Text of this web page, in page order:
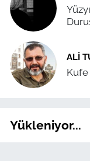
ALI
Kufe
Yükleniyor...